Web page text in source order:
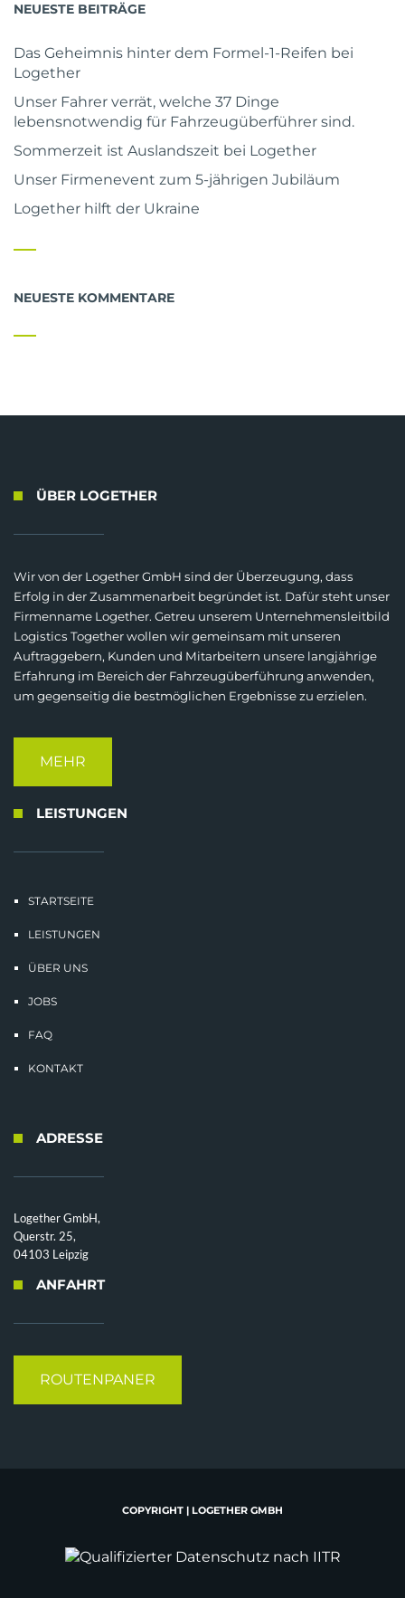
NEUESTE BEITRÄGE
Das Geheimnis hinter dem Formel-1-Reifen bei
Logether
Unser Fahrer verrät, welche 37 Dinge
lebensnotwendig für Fahrzeugüberführer sind.
Sommerzeit ist Auslandszeit bei Logether
Unser Firmenevent zum 5-jährigen Jubiläum
Logether hilft der Ukraine
NEUESTE KOMMENTARE
ÜBER LOGETHER
Wir von der Logether GmbH sind der Überzeugung, dass
Erfolg in der Zusammenarbeit begründet ist. Dafür steht unser
Firmenname Logether. Getreu unserem Unternehmensleitbild
Logistics Together wollen wir gemeinsam mit unseren
Auftraggebern, Kunden und Mitarbeitern unsere langjährige
Erfahrung im Bereich der Fahrzeugüberführung anwenden,
um gegenseitig die bestmöglichen Ergebnisse zu erzielen.
MEHR
LEISTUNGEN
STARTSEITE
LEISTUNGEN
ÜBER UNS
JOBS
FAQ
KONTAKT
ADRESSE
Logether GmbH,
Querstr. 25,
04103 Leipzig
ANFAHRT
ROUTENPANER
COPYRIGHT | LOGETHER GMBH